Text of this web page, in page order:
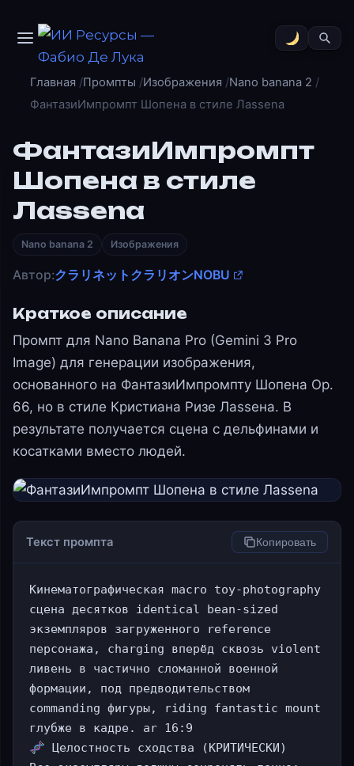
Главная Промпты Изображения
Nano banana 2
ФантазиИмпромпт Шопена в стиле Лassenа
ФантазиИмпромпт
Шопена в стиле
Лassenа
Nano banana 2 Изображения
Автор:クラリネットクラリオンNOBU
Краткое описание
Промпт для Nano Banana Pro (Gemini 3 Pro
Image) для генерации изображения,
основанного на ФантазиИмпромпту Шопена Op.
66, но в стиле Кристиана Ризе Лassена. В
результате получается сцена с дельфинами и
косатками вместо людей.
Текст промпта Копировать
Кинематографическая macro toy-photography
сцена десятков identical bean-sized
экземпляров загруженного reference
персонажа, charging вперёд сквозь violent
ливень в частично сломанной военной
формации, под предводительством
commanding фигуры, riding fantastic mount
Целостность сходства (КРИТИЧЕСКИ)